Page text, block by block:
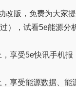
版，免费为大家
），试看5e能源分
享受5e快讯手机报
享受能源数据、能